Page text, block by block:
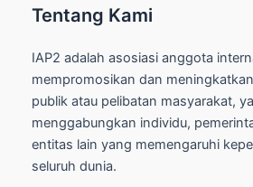
Tentang Kami
IAP2 adalah asosiasi anggota
mempromosikan dan
publik atau pelibatan masyarakat,
menggabungkan individu,
entitas lain yang memengaruhi
seluruh dunia.